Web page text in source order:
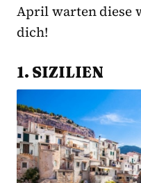
April warten diese
dich!
1. SIZILIEN